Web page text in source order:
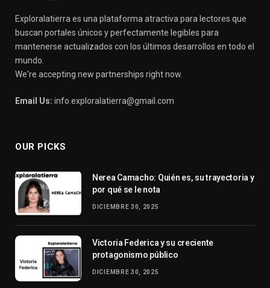
Exploralatierra es una plataforma atractiva para lectores que
buscan portales únicos y perfectamente legibles para
mantenerse actualizados con los últimos desarrollos en todo el
mundo.
We're accepting new partnerships right now.
Email Us: info.exploralatierra@gmail.com
OUR PICKS
Nerea Camacho: Quién es, su trayectoria y
por qué se le nota
DICIEMBRE 30, 2025
Victoria Federica y su creciente
protagonismo público
DICIEMBRE 30, 2025